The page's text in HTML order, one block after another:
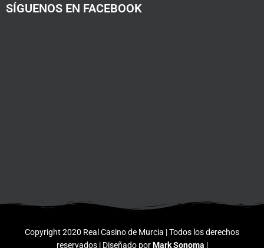
SÍGUENOS EN FACEBOOK
Copyright 2020 Real Casino de Murcia | Todos los derechos
reservados | Diseñado porMark Sonoma |